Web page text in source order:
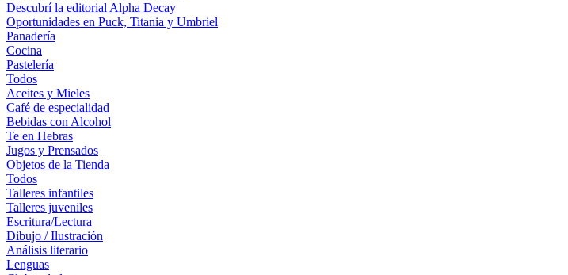
Descubrí la editorial Alpha Decay
Oportunidades en Puck, Titania y Umbriel
Panadería
Cocina
Pastelería
Todos
Aceites y Mieles
Café de especialidad
Bebidas con Alcohol
Te en Hebras
Jugos y Prensados
Objetos de la Tienda
Todos
Talleres infantiles
Talleres juveniles
Escritura/Lectura
Dibujo / Ilustración
Análisis literario
Lenguas